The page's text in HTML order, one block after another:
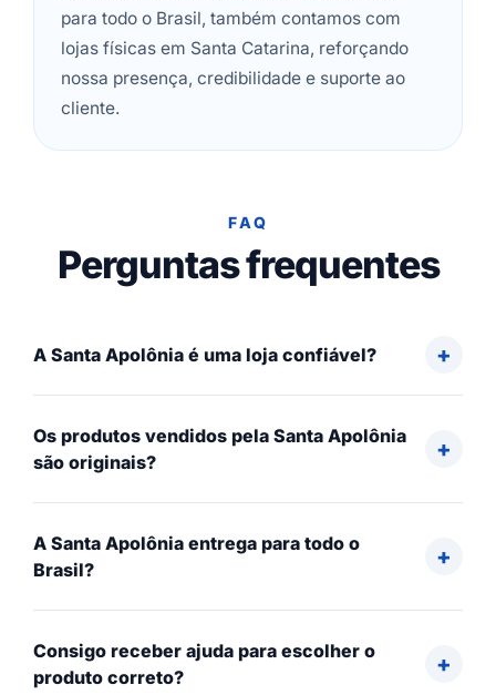
para todo o Brasil, também contamos com
lojas físicas em Santa Catarina, reforçando
nossa presença, credibilidade e suporte ao
cliente.
FAQ
Perguntas frequentes
A Santa Apolônia é uma loja confiável?
Os produtos vendidos pela Santa Apolônia
são originais?
A Santa Apolônia entrega para todo o
Brasil?
Consigo receber ajuda para escolher o
produto correto?